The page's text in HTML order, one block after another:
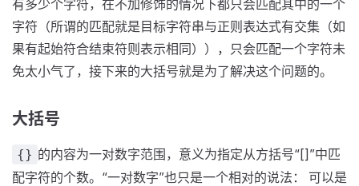
有多少个字符，在不加修饰的情况下都只会匹配其中的一个
字符（所谓的匹配就是目标字符串与正则表达式有交集（如
果有起始符合结束符则表示相同）），只会匹配一个字符未
免太小气了，接下来的大括号就是为了解决这个问题的。
大括号
{} 的内容为一对数字范围，意义为指定从方括号“[]”中匹
配字符的个数。“一对数字”也只是一个相对的说法： 可以是